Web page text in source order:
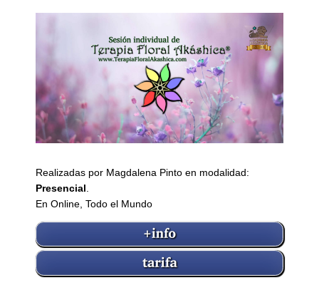
Realizadas por Magdalena Pinto en modalidad:
Presencial
En Online, Todo el Mundo